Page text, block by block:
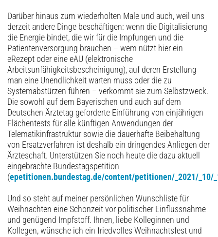
Darüber hinaus zum wiederholten Male und auch, weil uns
derzeit andere Dinge beschäftigen: wenn die Digitalisierung
die Energie bindet, die wir für die Impfungen und die
Patienten­versorgung brauchen – wem nützt hier ein
eRezept oder eine eAU (elektronische
Arbeitsunfähigkeitsbescheinigung), auf deren Erstellung
man eine Unendlichkeit warten muss oder die zu
Systemabstürzen führen – verkommt sie zum Selbstzweck.
Die sowohl auf dem Bayerischen und auch auf dem
Deutschen Ärztetag geforderte Einführung von einjährigen
Flächentests für alle künftigen Anwendungen der
Telematikinfrastruktur sowie die dauerhafte Beibehaltung
von Ersatzverfahren ist deshalb ein dringendes Anliegen der
Ärzteschaft. Unterstützen Sie noch heute die dazu aktuell
eingebrachte Bundestagspetition
(epetitionen.bundestag.de/content/petitionen/_2021/_10/
Und so steht auf meiner persönlichen Wunschliste für
Weihnachten eine Schonzeit vor politischer Einflussnahme
und genügend Impfstoff. Ihnen, liebe Kolleginnen und
Kollegen, wünsche ich ein friedvolles Weihnachtsfest und